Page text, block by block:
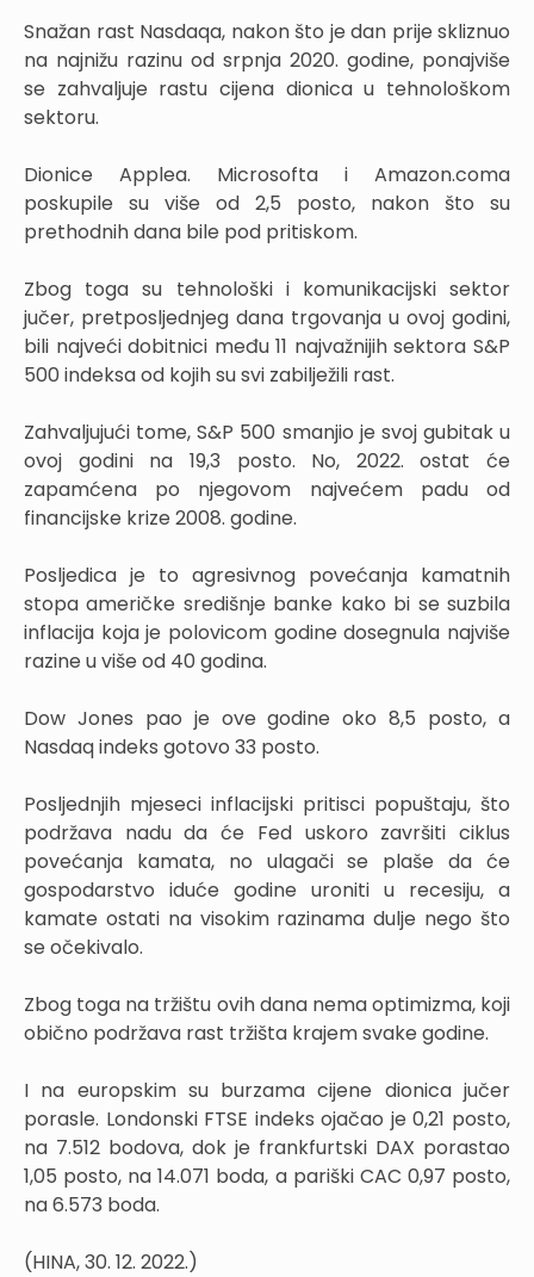
Snažan rast Nasdaqa, nakon što je dan prije skliznuo
na najnižu razinu od srpnja 2020. godine, ponajviše
se zahvaljuje rastu cijena dionica u tehnološkom
sektoru.
Dionice Applea. Microsofta i Amazon.coma
poskupile su više od 2,5 posto, nakon što su
prethodnih dana bile pod pritiskom.
Zbog toga su tehnološki i komunikacijski sektor
jučer, pretposljednjeg dana trgovanja u ovoj godini,
bili najveći dobitnici među 11 najvažnijih sektora S&P
500 indeksa od kojih su svi zabilježili rast.
Zahvaljujući tome, S&P 500 smanjio je svoj gubitak u
ovoj godini na 19,3 posto. No, 2022. ostat će
zapamćena po njegovom najvećem padu od
financijske krize 2008. godine.
Posljedica je to agresivnog povećanja kamatnih
stopa američke središnje banke kako bi se suzbila
inflacija koja je polovicom godine dosegnula najviše
razine u više od 40 godina.
Dow Jones pao je ove godine oko 8,5 posto, a
Nasdaq indeks gotovo 33 posto.
Posljednjih mjeseci inflacijski pritisci popuštaju, što
podržava nadu da će Fed uskoro završiti ciklus
povećanja kamata, no ulagači se plaše da će
gospodarstvo iduće godine uroniti u recesiju, a
kamate ostati na visokim razinama dulje nego što
se očekivalo.
Zbog toga na tržištu ovih dana nema optimizma, koji
obično podržava rast tržišta krajem svake godine.
I na europskim su burzama cijene dionica jučer
porasle. Londonski FTSE indeks ojačao je 0,21 posto,
na 7.512 bodova, dok je frankfurtski DAX porastao
1,05 posto, na 14.071 boda, a pariški CAC 0,97 posto,
na 6.573 boda.
(HINA, 30. 12. 2022.)